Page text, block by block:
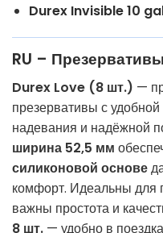
Durex Invisible 10
RU –
Durex Love (8 шт.) —
презервативы с
надевания и надёжной
ширина 52,5 мм
силиконовой основе
комфорт. Идеальны для
важны простота и
8 шт. — удобно в